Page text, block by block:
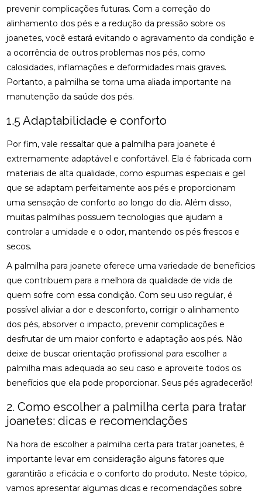
prevenir complicações futuras. Com a correção do
alinhamento dos pés e a redução da pressão sobre os
joanetes, você estará evitando o agravamento da condição e
a ocorrência de outros problemas nos pés, como
calosidades, inflamações e deformidades mais graves.
Portanto, a palmilha se torna uma aliada importante na
manutenção da saúde dos pés.
1.5 Adaptabilidade e conforto
Por fim, vale ressaltar que a palmilha para joanete é
extremamente adaptável e confortável. Ela é fabricada com
materiais de alta qualidade, como espumas especiais e gel
que se adaptam perfeitamente aos pés e proporcionam
uma sensação de conforto ao longo do dia. Além disso,
muitas palmilhas possuem tecnologias que ajudam a
controlar a umidade e o odor, mantendo os pés frescos e
secos.
A palmilha para joanete oferece uma variedade de benefícios
que contribuem para a melhora da qualidade de vida de
quem sofre com essa condição. Com seu uso regular, é
possível aliviar a dor e desconforto, corrigir o alinhamento
dos pés, absorver o impacto, prevenir complicações e
desfrutar de um maior conforto e adaptação aos pés. Não
deixe de buscar orientação profissional para escolher a
palmilha mais adequada ao seu caso e aproveite todos os
benefícios que ela pode proporcionar. Seus pés agradecerão!
2. Como escolher a palmilha certa para tratar
joanetes: dicas e recomendações
Na hora de escolher a palmilha certa para tratar joanetes, é
importante levar em consideração alguns fatores que
garantirão a eficácia e o conforto do produto. Neste tópico,
vamos apresentar algumas dicas e recomendações sobre
BENEFÍCIOS DA QUIROPRAXIA EM NITERÓI
BENEFÍCIOS DA QUIROPRAXIA NA FISIOTERAPIA
BENEFÍCIOS DA QUIROPRAXIA PARA A SAÚDE
BENEFÍCIOS DA QUIROPRAXIA PARA ALIVIAR O
NERVO CIÁTICO
COMO FUNCIONA
BENEFÍCIOS DA QUIROPRAXIA PARA O NERVO
CIÁTICO
BENEFÍCIOS DA QUIROPRAXIA PARA SUA SAÚDE
BENEFÍCIOS DAS PALMILHAS PARA JOANETE
MELHOR PARA SUAS NECESSIDADES
CLÍNICA DE QUIROPRAXIA PERTO DE MIM:
ENCONTRE ALÍVIO E BEM-ESTAR NA REGIÃO
ENCONTRE ALÍVIO E BEM-ESTAR NA SUA REGIÃO
CLÍNICA DE QUIROPRAXIA PERTO DE MIM:
ENCONTRE ALÍVIO E BEM-ESTAR PELA REGIÃO
CLÍNICA DE QUIROPRAXIA PERTO DE MIM:
LOCALIZE ALÍVIO E BEM-ESTAR NA SUA REGIÃO
CLÍNICA DE QUIROPRAXIA PERTO DE MIM: TUDO
SOBRE O TEMA
COMO A ACUPUNTURA PODE ALIVIAR A
ENXAQUECA DE FORMA EFICAZ